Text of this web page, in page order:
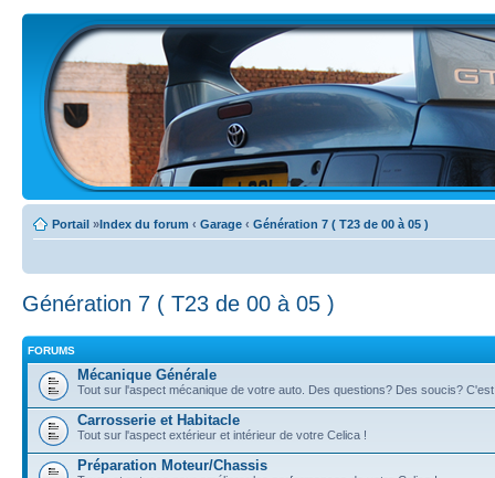
Portail »Index du forum ‹ Garage ‹ Génération 7 ( T23 de 00 à 05 )
Génération 7 ( T23 de 00 à 05 )
FORUMS
Mécanique Générale
Tout sur l'aspect mécanique de votre auto. Des questions? Des soucis?
Carrosserie et Habitacle
Tout sur l'aspect extérieur et intérieur de votre Celica !
Préparation Moteur/Chassis